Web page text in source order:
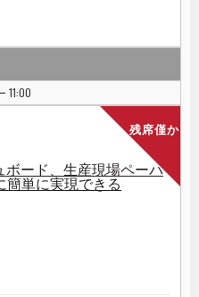
11:00
残席僅か
ボード、生産現場ペーパ
簡単に実現できる